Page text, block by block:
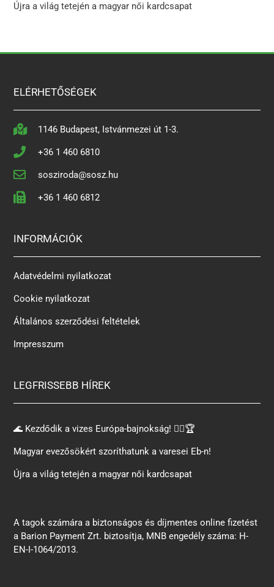
Újra a világ tetején a magyar női kardcsapat
ELÉRHETŐSÉGEK
1146 Budapest, Istvánmezei út 1-3.
+36 1 460 6810
sosziroda@sosz.hu
+36 1 460 6812
INFORMÁCIÓK
Adatvédelmi nyilatkozat
Cookie nyilatkozat
Általános szerződési feltételek
Impresszum
LEGFRISSEBB HÍREK
🌊 Kezdődik a vizes Európa-bajnokság! 🏊‍♂️🏆
Magyar evezősökért szoríthatunk a varesei Eb-n!
Újra a világ tetején a magyar női kardcsapat
A tagok számára a biztonságos és díjmentes online fizetést
a Barion Payment Zrt. biztosítja, MNB engedély száma: H-
EN-I-1064/2013.